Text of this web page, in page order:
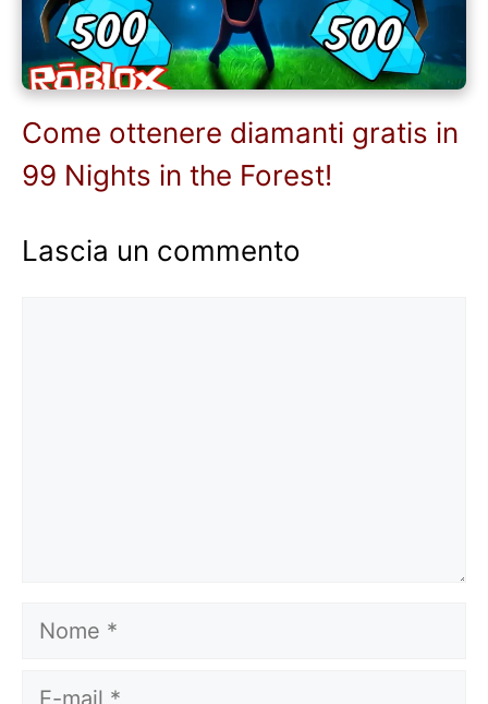
Come ottenere diamanti gratis in
99 Nights in the Forest!
Lascia un commento
Nome
E-